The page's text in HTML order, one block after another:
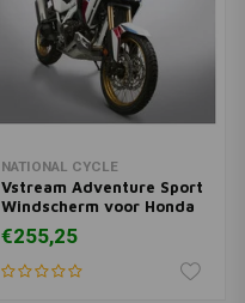
NATIONAL CYCLE
Vstream Adventure Sport
Windscherm voor Honda
CRF1100 Africa Twin
Adventure Sports ('20-
'22) | Kies een Kleur
€255,25